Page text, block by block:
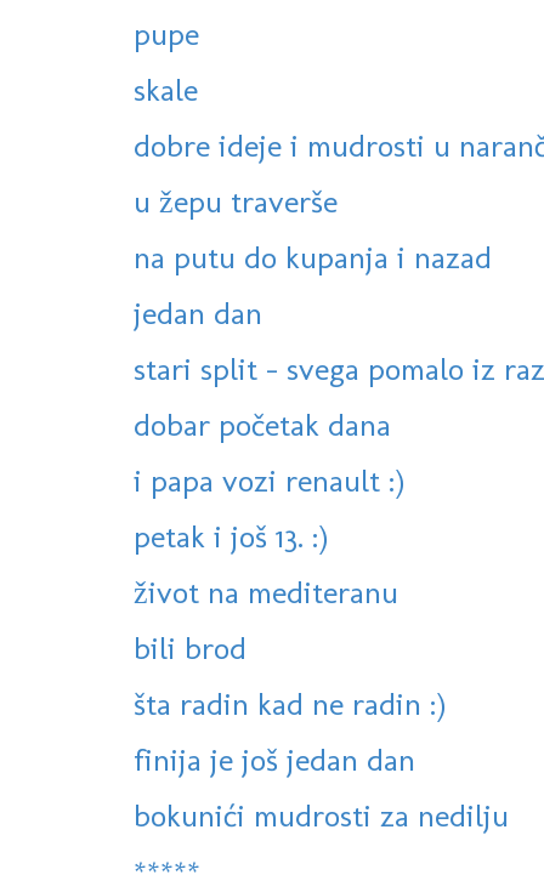
pupe
skale
dobre ideje i mudrosti u
u žepu traverše
na putu do kupanja i nazad
jedan dan
stari split - svega pomalo iz
dobar početak dana
i papa vozi renault :)
petak i još 13. :)
život na mediteranu
bili brod
šta radin kad ne radin :)
finija je još jedan dan
bokunići mudrosti za nedilju